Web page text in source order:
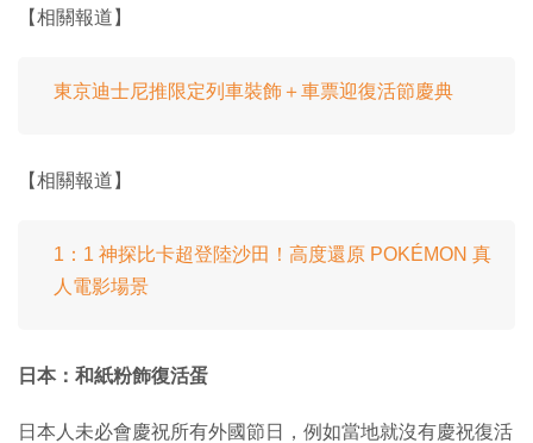
【相關報道】
東京迪士尼推限定列車裝飾＋車票迎復活節慶典
【相關報道】
1：1 神探比卡超登陸沙田！高度還原 POKÉMON 真
人電影場景
日本：和紙粉飾復活蛋
日本人未必會慶祝所有外國節日，例如當地就沒有慶祝復活